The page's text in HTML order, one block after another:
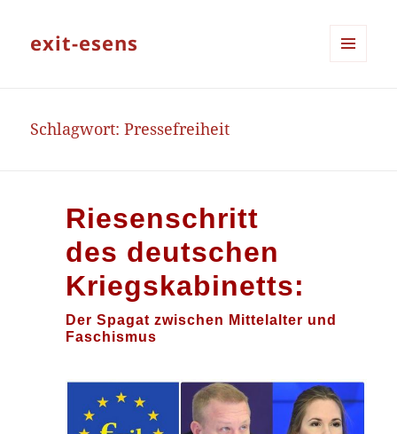
exit-esens
Schlagwort:Pressefreiheit
Riesenschritt
des deutschen
Kriegskabinetts:
Der Spagat zwischen Mittelalter und
Faschismus